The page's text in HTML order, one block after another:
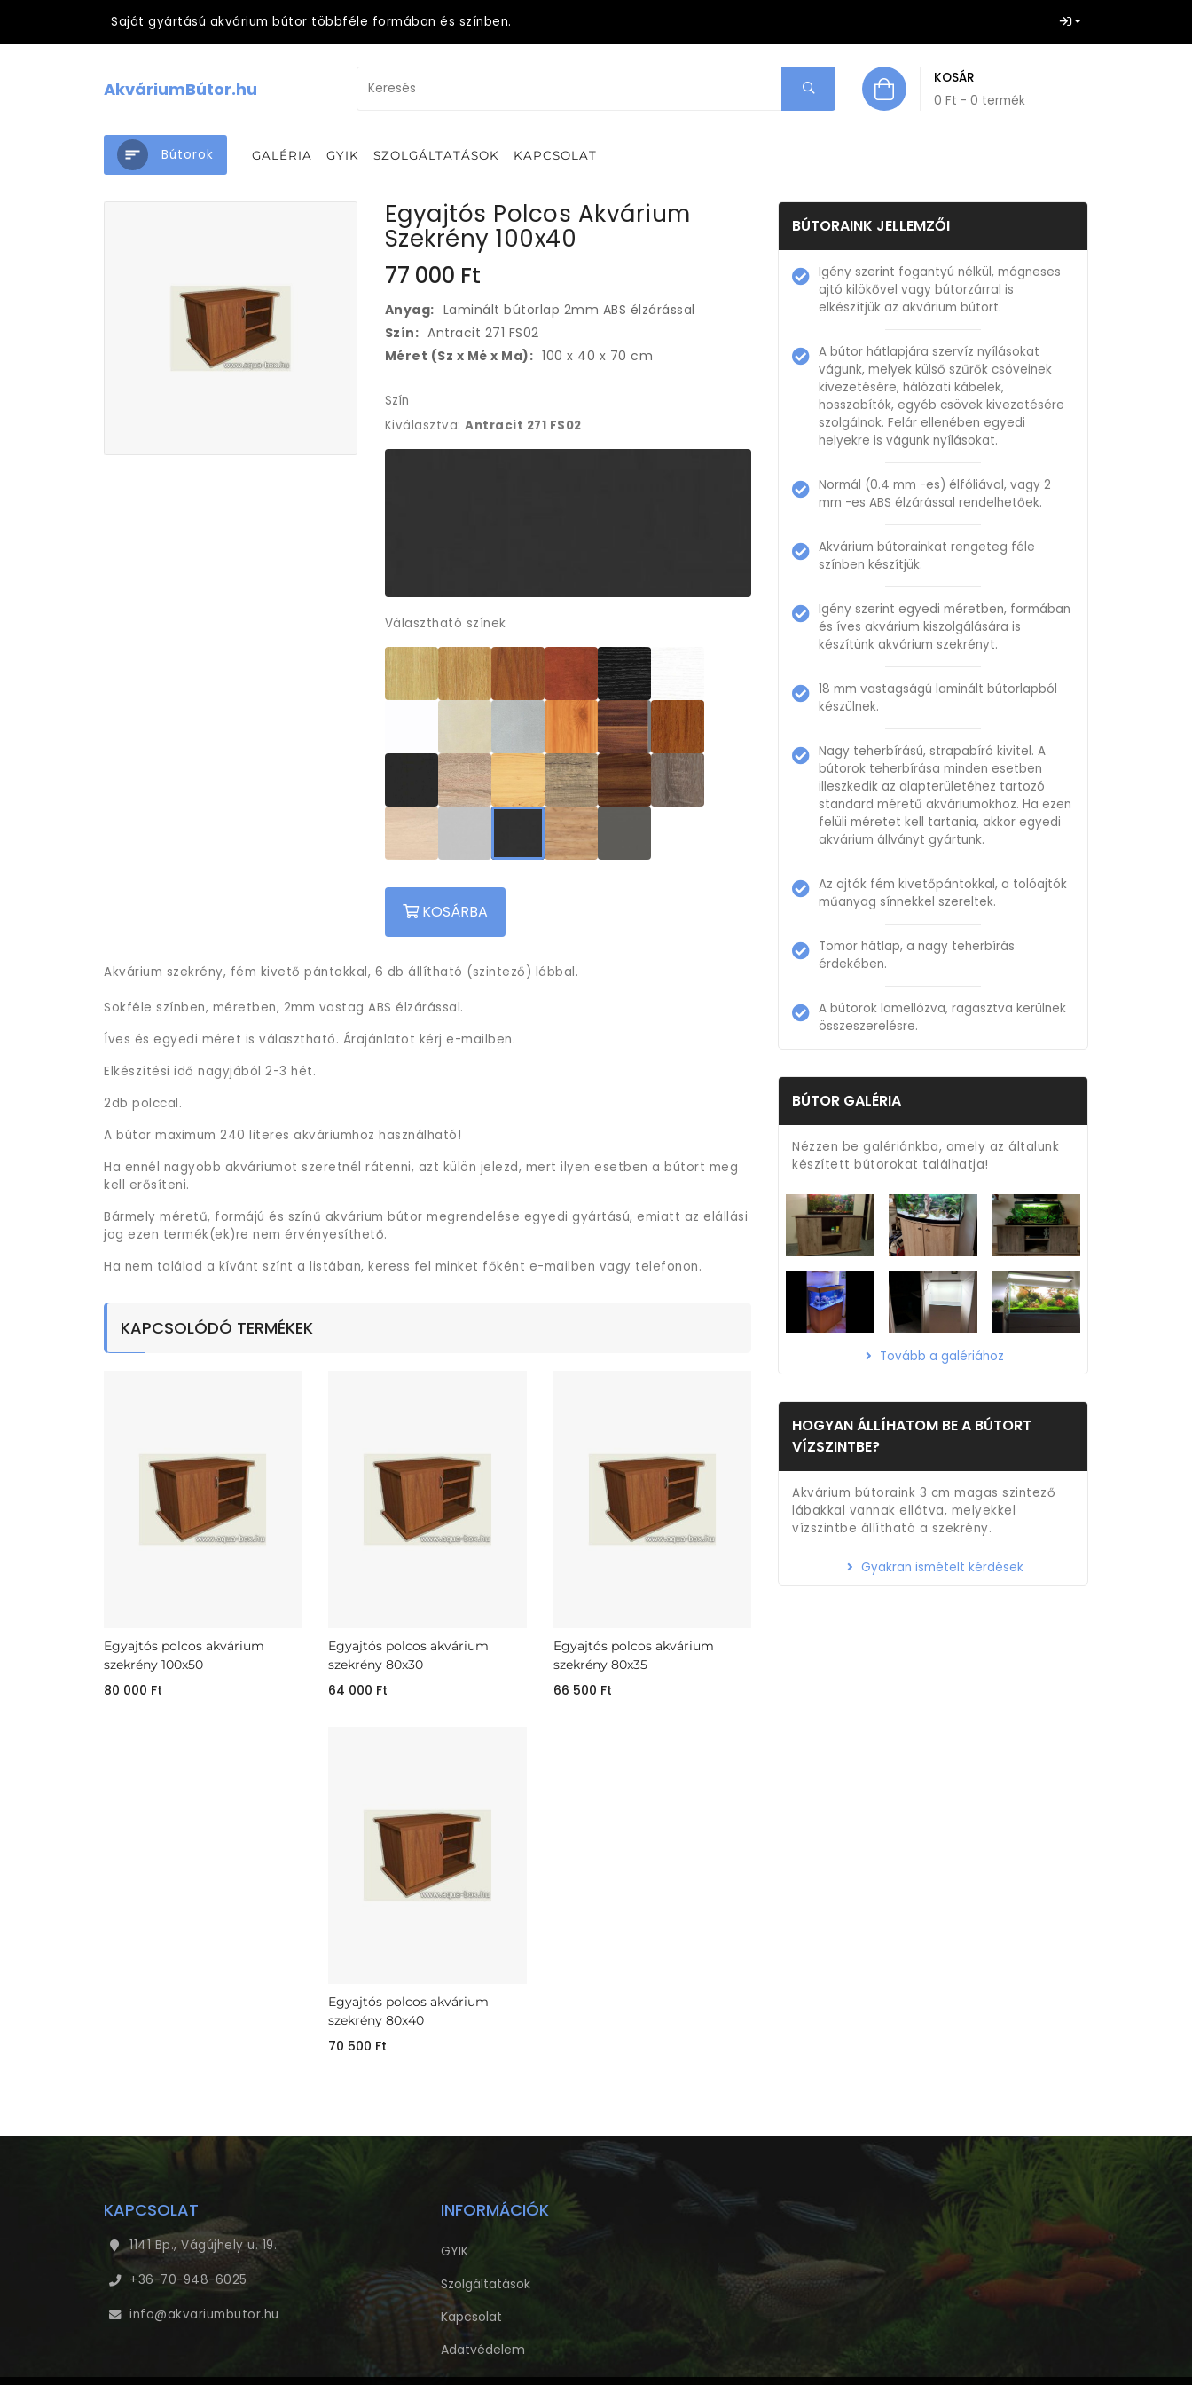
Saját gyártású akvárium bútor többféle formában és színben.
KOSÁR
0 Ft - 0 termék
AkváriumBútor.hu
Bútorok GALÉRIA GYIK SZOLGÁLTATÁSOK KAPCSOLAT
Egyajtós Polcos Akvárium
Szekrény 100x40
77 000 Ft
Anyag: Laminált bútorlap 2mm ABS élzárással
Szín: Antracit 271 FS02
Méret (Sz x Mé x Ma): 100 x 40 x 70 cm
Szín
Kiválasztva:Antracit 271 FS02
Választható színek
KOSÁRBA
Akvárium szekrény, fém kivető pántokkal, 6 db állítható (szintező) lábbal.
Sokféle színben, méretben, 2mm vastag ABS élzárással.
Íves és egyedi méret is választható. Árajánlatot kérj e-mailben.
Elkészítési idő nagyjából 2-3 hét.
2db polccal.
A bútor maximum 240 literes akváriumhoz használható!
Ha ennél nagyobb akváriumot szeretnél rátenni, azt külön jelezd, mert ilyen esetben a bútort meg
kell erősíteni.
Bármely méretű, formájú és színű akvárium bútor megrendelése egyedi gyártású, emiatt az elállási
jog ezen termék(ek)re nem érvényesíthető.
Ha nem találod a kívánt színt a listában, keress fel minket főként e-mailben vagy telefonon.
KAPCSOLÓDÓ TERMÉKEK
Egyajtós polcos akvárium
szekrény 100x50
80 000 Ft
Egyajtós polcos akvárium
szekrény 80x30
64 000 Ft
Egyajtós polcos akvárium
szekrény 80x35
66 500 Ft
Egyajtós polcos akvárium
szekrény 80x40
70 500 Ft
BÚTORAINK JELLEMZŐI
Igény szerint fogantyú nélkül, mágneses
ajtó kilökővel vagy bútorzárral is
elkészítjük az akvárium bútort.
A bútor hátlapjára szervíz nyílásokat
vágunk, melyek külső szűrők csöveinek
kivezetésére, hálózati kábelek,
hosszabítók, egyéb csövek kivezetésére
szolgálnak. Felár ellenében egyedi
helyekre is vágunk nyílásokat.
Normál (0.4 mm -es) élfóliával, vagy 2
mm -es ABS élzárással rendelhetőek.
Akvárium bútorainkat rengeteg féle
színben készítjük.
Igény szerint egyedi méretben, formában
és íves akvárium kiszolgálására is
készítünk akvárium szekrényt.
18 mm vastagságú laminált bútorlapból
készülnek.
Nagy teherbírású, strapabíró kivitel. A
bútorok teherbírása minden esetben
illeszkedik az alapterületéhez tartozó
standard méretű akváriumokhoz. Ha ezen
felüli méretet kell tartania, akkor egyedi
akvárium állványt gyártunk.
Az ajtók fém kivetőpántokkal, a tolóajtók
műanyag sínnekkel szereltek.
Tömör hátlap, a nagy teherbírás
érdekében.
A bútorok lamellózva, ragasztva kerülnek
összeszerelésre.
BÚTOR GALÉRIA
Nézzen be galériánkba, amely az általunk
készített bútorokat találhatja!
Tovább a galériához
HOGYAN ÁLLÍHATOM BE A BÚTORT
VÍZSZINTBE?
Akvárium bútoraink 3 cm magas szintező
lábakkal vannak ellátva, melyekkel
vízszintbe állítható a szekrény.
Gyakran ismételt kérdések
KAPCSOLAT
1141 Bp., Vágújhely u. 19.
+36-70-948-6025
info@akvariumbutor.hu
INFORMÁCIÓK
GYIK
Szolgáltatások
Kapcsolat
Adatvédelem